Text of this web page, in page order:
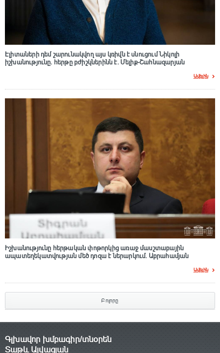
Էլիտաների դեմ շարունակվող այս կռիվն է սնուցում Նիկոլի
իշխանությունը. հերթը բժիշկներինն է. Մելիք-Շահնազարյան
Ավելին
Իշխանությունը հերթական փոթորկից առաջ մասշտաբային
ապատեղեկատվության մեծ դnզա է ներարկում․ Աբրահամյան
Ավելին
Բոլորը
Գլխավոր խմբագիր/տնօրեն
Տաթև Այվազյան